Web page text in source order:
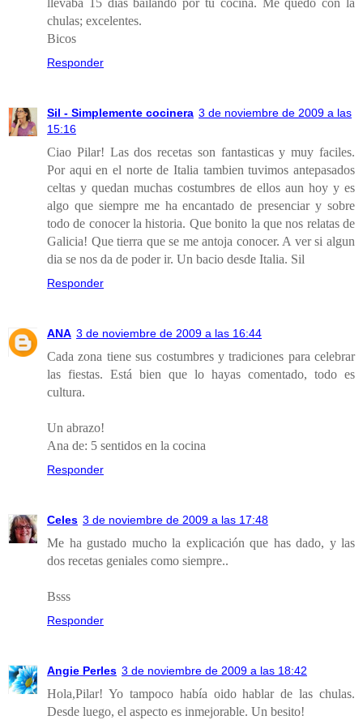
llevaba 15 días bailando por tu cocina. Me quedo con la
chulas; excelentes.
Bicos
Responder
Sil - Simplemente cocinera 3 de noviembre de 2009 a las
15:16
Ciao Pilar! Las dos recetas son fantasticas y muy faciles.
Por aqui en el norte de Italia tambien tuvimos antepasados
celtas y quedan muchas costumbres de ellos aun hoy y es
algo que siempre me ha encantado de presenciar y sobre
todo de conocer la historia. Que bonito la que nos relatas de
Galicia! Que tierra que se me antoja conocer. A ver si algun
dia se nos da de poder ir. Un bacio desde Italia. Sil
Responder
ANA 3 de noviembre de 2009 a las 16:44
Cada zona tiene sus costumbres y tradiciones para celebrar
las fiestas. Está bien que lo hayas comentado, todo es
cultura.
Un abrazo!
Ana de: 5 sentidos en la cocina
Responder
Celes 3 de noviembre de 2009 a las 17:48
Me ha gustado mucho la explicación que has dado, y las
dos recetas geniales como siempre..
Bsss
Responder
Angie Perles 3 de noviembre de 2009 a las 18:42
Hola,Pilar! Yo tampoco había oido hablar de las chulas.
Desde luego, el aspecto es inmejorable. Un besito!